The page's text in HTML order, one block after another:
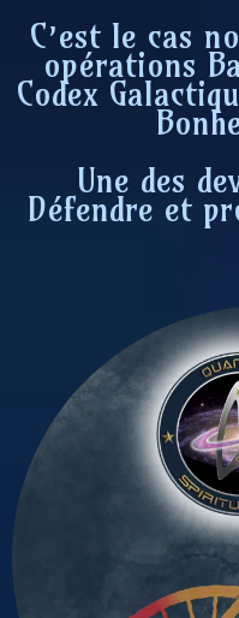
C’est le cas
opérations
Codex
Une des
Défendre et